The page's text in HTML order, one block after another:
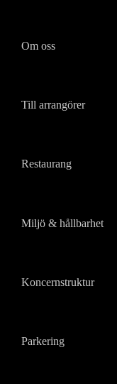
Om oss
Till arrangörer
Restaurang
Miljö & hållbarhet
Koncernstruktur
Parkering